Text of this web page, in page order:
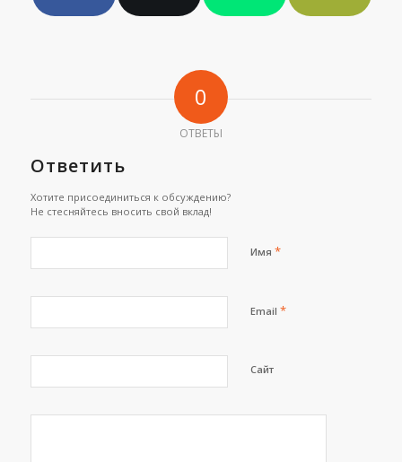
0
ОТВЕТЫ
Ответить
Хотите присоединиться к обсуждению?
Не стесняйтесь вносить свой вклад!
Имя *
Email *
Сайт